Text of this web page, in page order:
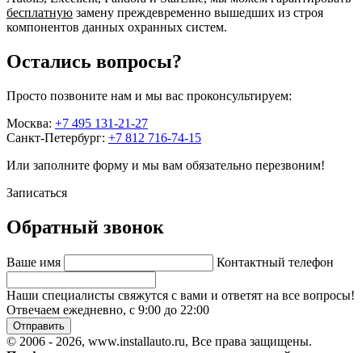
бесплатную замену преждевременно вышедших из строя
компонентов данных охранных систем.
Остались вопросы?
Просто позвоните нам и мы вас проконсультируем:
Москва: +7 495 131-21-27
Санкт-Петербург: +7 812 716-74-15
Или заполните форму и мы вам обязательно перезвоним!
Записаться
Обратный звонок
Ваше имя Контактный телефон
Наши специалисты свяжутся с вами и ответят на все вопросы!
Отвечаем ежедневно, с 9:00 до 22:00
Отправить
© 2006 - 2026, www.installauto.ru, Все права защищены.